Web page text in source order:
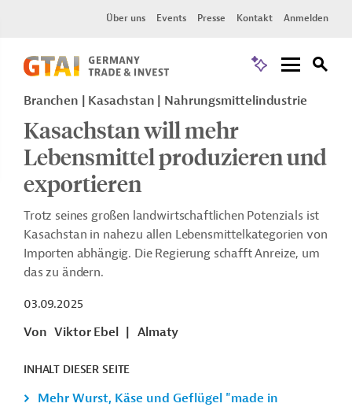
Über uns Events Presse Kontakt Anmelden
Branchen | Kasachstan | Nahrungsmittelindustrie
Kasachstan will mehr
Lebensmittel produzieren und
exportieren
Trotz seines großen landwirtschaftlichen Potenzials ist
Kasachstan in nahezu allen Lebensmittelkategorien von
Importen abhängig. Die Regierung schafft Anreize, um
das zu ändern.
03.09.2025
Von Viktor Ebel Almaty
INHALT DIESER SEITE
Mehr Wurst, Käse und Geflügel "made in